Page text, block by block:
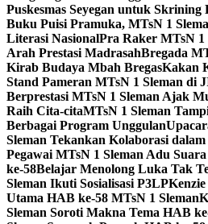
Puskesmas Seyegan untuk Skrining
Buku Puisi Pramuka, MTsN 1
Literasi NasionalPra Raker MTsN 1
Arah Prestasi MadrasahBregada
Kirab Budaya Mbah BregasKakan
Stand Pameran MTsN 1 Sleman di
Berprestasi MTsN 1 Sleman Ajak
Raih Cita-citaMTsN 1 Sleman
Berbagai Program Unggulan
Sleman Tekankan Kolaborasi
Pegawai MTsN 1 Sleman Adu
ke-58Belajar Menolong Luka Tak
Sleman Ikuti Sosialisasi P3LP
Utama HAB ke-58 MTsN 1 Sleman
Sleman Soroti Makna Tema HAB